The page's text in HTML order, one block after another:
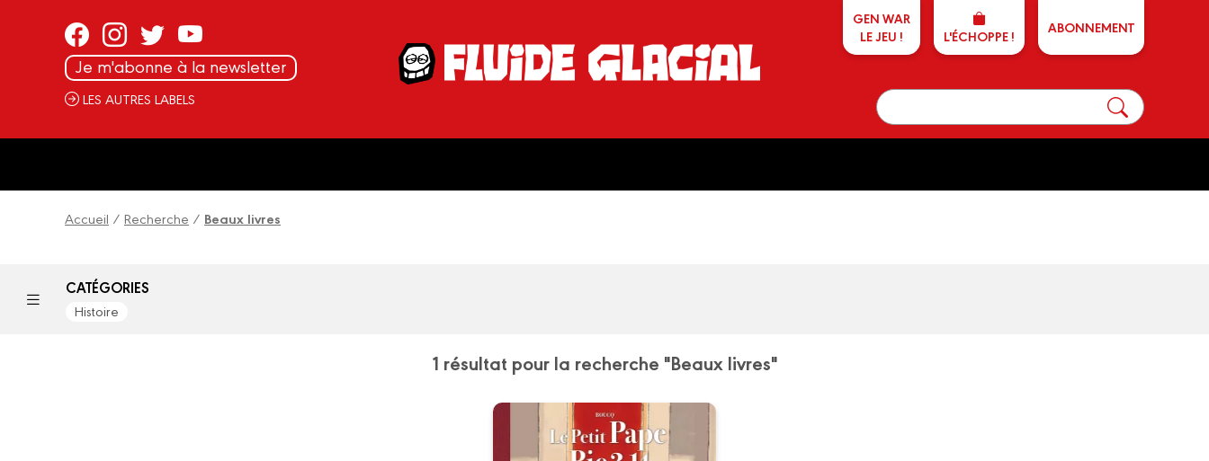
Je m'abonne à la newsletter
LES AUTRES LABELS
GEN WAR
LE JEU !
L'ÉCHOPPE ! ABONNEMENT
Accueil / Recherche / Beaux livres
CATÉGORIES
Histoire
1 résultat pour la recherche "Beaux livres"